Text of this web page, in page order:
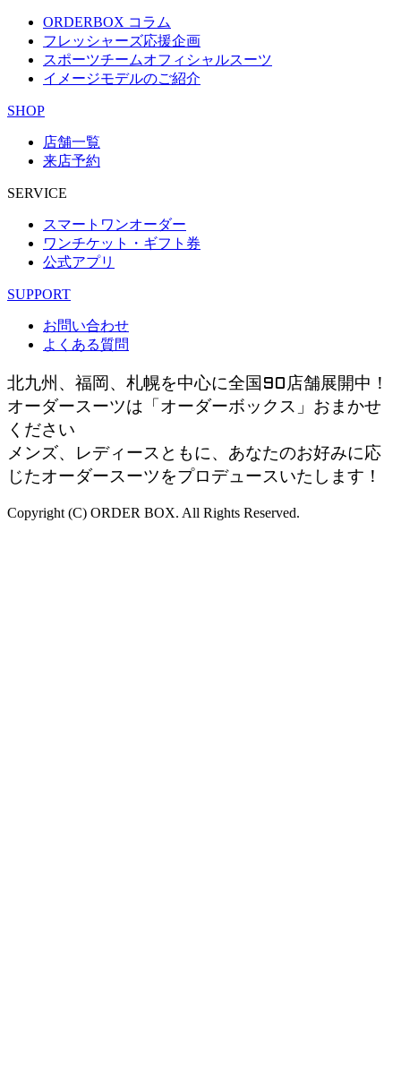
ORDERBOX コラム
フレッシャーズ応援企画
スポーツチームオフィシャルスーツ
イメージモデルのご紹介
SHOP
店舗一覧
来店予約
SERVICE
スマートワンオーダー
ワンチケット・ギフト券
公式アプリ
SUPPORT
お問い合わせ
よくある質問
北九州、福岡、札幌を中心に全国90店舗展開中！
オーダースーツは「オーダーボックス」おまかせ
ください
メンズ、レディースともに、あなたのお好みに応
じたオーダースーツをプロデュースいたします！
Copyright (C) ORDER BOX. All Rights Reserved.